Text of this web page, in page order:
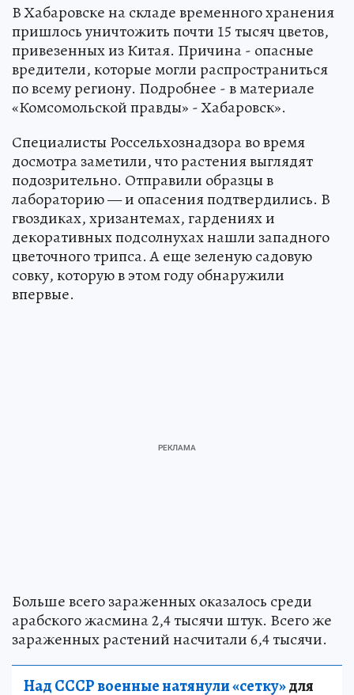
В Хабаровске на складе временного хранения
пришлось уничтожить почти 15 тысяч цветов,
привезенных из Китая. Причина - опасные
вредители, которые могли распространиться
по всему региону. Подробнее - в материале
«Комсомольской правды» - Хабаровск».
Специалисты Россельхознадзора во время
досмотра заметили, что растения выглядят
подозрительно. Отправили образцы в
лабораторию — и опасения подтвердились. В
гвоздиках, хризантемах, гардениях и
декоративных подсолнухах нашли западного
цветочного трипса. А еще зеленую садовую
совку, которую в этом году обнаружили
впервые.
Больше всего зараженных оказалось среди
арабского жасмина 2,4 тысячи штук. Всего же
зараженных растений насчитали 6,4 тысячи.
Над СССР военные натянули «сетку»для